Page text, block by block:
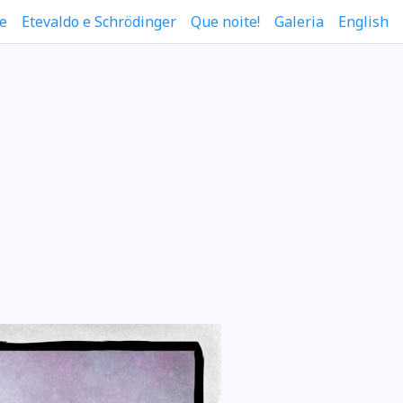
Etevaldo e Schrödinger Que noite! Galeria English